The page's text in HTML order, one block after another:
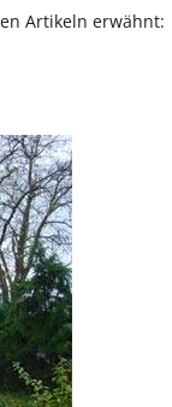
Artikeln erwähnt: